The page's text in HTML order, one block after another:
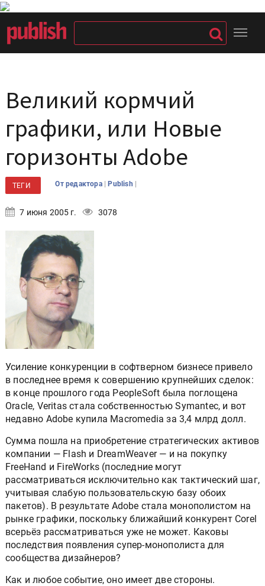
Великий кормчий
графики, или Новые
горизонты Adobe
ТЕГИ От редактора |Publish |
7 июня 2005 г. 3078
Усиление конкуренции в софтверном бизнесе привело
в последнее время к совершению крупнейших сделок:
в конце прошлого года PeopleSoft была поглощена
Oracle, Veritas стала собственностью Symantec, и вот
недавно Adobe купила Macromedia за 3,4 млрд долл.
Сумма пошла на приобретение стратегических активов
компании — Flash и DreamWeaver — и на покупку
FreeHаnd и FireWorks (последние могут
рассматриваться исключительно как тактический шаг,
учитывая слабую пользовательскую базу обоих
пакетов). В результате Adobe стала монополистом на
рынке графики, поскольку ближайший конкурент Corel
всерьёз рассматриваться уже не может. Каковы
последствия появления супер-монополиста для
сообщества дизайнеров?
Как и любое событие, оно имеет две стороны.